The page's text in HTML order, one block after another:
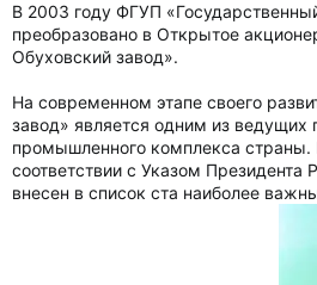
В 2003 году ФГУП
преобразовано в Открытое
Обуховский завод».
На современном этапе своего
завод» является одним из ведущих
промышленного комплекса страны.
соответствии с Указом Президента
внесен в список ста наиболее